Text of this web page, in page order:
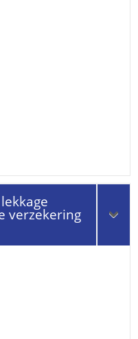
verzekering